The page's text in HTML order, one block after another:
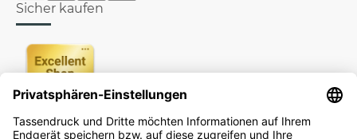
Sicher kaufen